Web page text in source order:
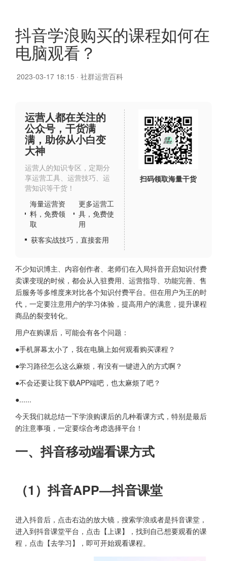
抖音学浪购买的课程如何在
电脑观看？
2023-03-17 18:15 · 社群运营百科
运营人都在关注的
公众号，干货满
满，助你从小白变
大神
运营人的知识专区，定期分
享运营工具、运营技巧、运
营知识等干货！
海量运营资
料，免费领
取
更多运营工
具，免费使
用
获客实战技巧，直接套用
扫码领取海量干货
不少知识博主、内容创作者、老师们在入局抖音开启知识付费
卖课变现的时候，都会从入驻费用、运营指导、功能完善、售
后服务等多维度来对比各个知识付费平台。但在用户为王的时
代，一定要注意用户的学习体验，提高用户的满意，提升课程
商品的裂变转化。
用户在购课后，可能会有各个问题：
●手机屏幕太小了，我在电脑上如何观看购买课程？
●学习路径怎么这么麻烦，有没有一键进入的方式啊？
●不会还要让我下载APP端吧，也太麻烦了吧？
●......
今天我们就总结一下学浪购课后的几种看课方式，特别是最后
的注意事项，一定要综合考虑选择平台！
一、抖音移动端看课方式
（1）抖音APP—抖音课堂
进入抖音后，点击右边的放大镜，搜索学浪或者是抖音课堂，
进入到抖音课堂平台，点击【上课】，找到自己想要观看的课
程，点击【去学习】，即可开始观看课程。